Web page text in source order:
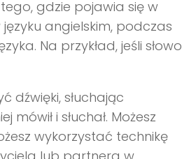
gdzie pojawia się w
języku angielskim, podczas
Na przykład, jeśli słowo
dźwięki, słuchając
i słuchał. Możesz
wykorzystać technikę